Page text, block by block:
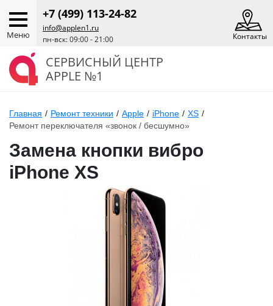
Меню
+7 (499) 113-24-82
info@applen1.ru
пн-вск: 09:00 - 21:00
Контакты
СЕРВИСНЫЙ ЦЕНТР
APPLE №1
Главная / Ремонт техники / Apple / iPhone / XS /
Ремонт переключателя «звонок / бесшумно»
Замена кнопки вибро
iPhone XS